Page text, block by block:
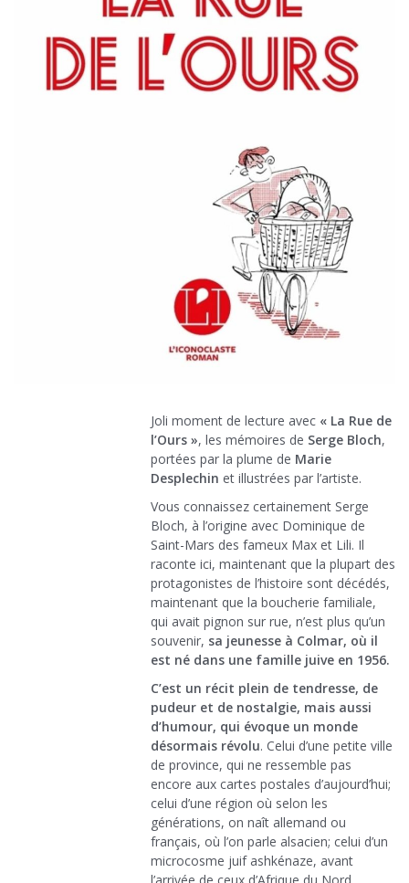
Joli moment de lecture avec « La Rue de
l’Ours », les mémoires de Serge Bloch,
portées par la plume de Marie
Desplechin et illustrées par l’artiste.
Vous connaissez certainement Serge
Bloch, à l’origine avec Dominique de
Saint-Mars des fameux Max et Lili. Il
raconte ici, maintenant que la plupart des
protagonistes de l’histoire sont décédés,
maintenant que la boucherie familiale,
qui avait pignon sur rue, n’est plus qu’un
souvenir, sa jeunesse à Colmar, où il
est né dans une famille juive en 1956.
C’est un récit plein de tendresse, de
pudeur et de nostalgie, mais aussi
d’humour, qui évoque un monde
désormais révolu. Celui d’une petite ville
de province, qui ne ressemble pas
encore aux cartes postales d’aujourd’hui;
celui d’une région où selon les
générations, on naît allemand ou
français, où l’on parle alsacien; celui d’un
microcosme juif ashkénaze, avant
l’arrivée de ceux d’Afrique du Nord.